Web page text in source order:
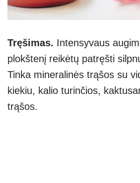
Tręšimas. Intensyvaus
plokštenį reikėtų patręšti
Tinka mineralinės trąšos su
kiekiu, kalio turinčios,
trąšos.